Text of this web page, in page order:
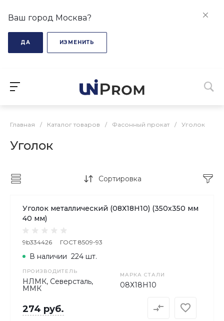
Ваш город Москва?
ДА ИЗМЕНИТЬ
Главная / Каталог товаров / Фасонный прокат / Уголок
Уголок
Сортировка
Уголок металлический (08Х18H10) (350х350 мм
40 мм)
9b334426 ГОСТ 8509-93
ПРОИЗВОДИТЕЛЬ
НЛМК, Северсталь,
ММК
МАРКА СТАЛИ
08Х18H10
В наличии 224 шт.
274 руб.